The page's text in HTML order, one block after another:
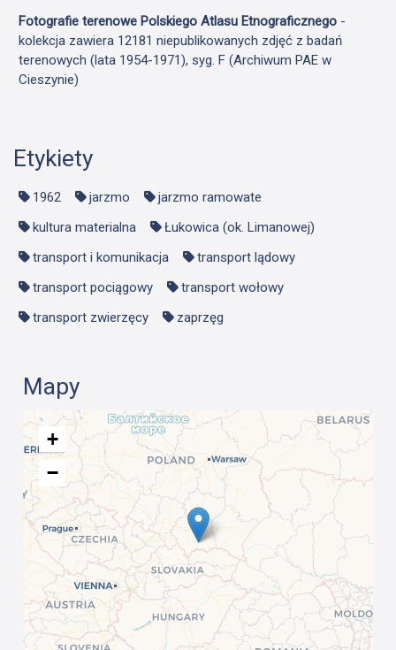
Fotografie terenowe Polskiego Atlasu Etnograficznego -
kolekcja zawiera 12181 niepublikowanych zdjęć z badań
terenowych (lata 1954-1971), syg. F (Archiwum PAE w
Cieszynie)
Etykiety
1962 jarzmo
jarzmo ramowate
kultura materialna
Łukowica (ok. Limanowej)
transport i komunikacja
transport lądowy
transport pociągowy
transport wołowy
transport zwierzęcy
zaprzęg
Mapy
+
−